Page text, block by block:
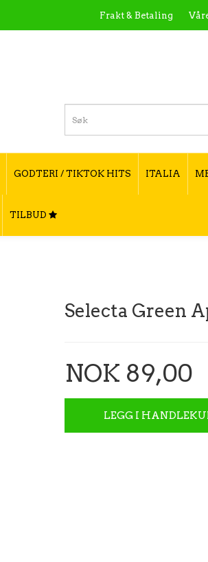
Frakt & Betaling
GODTERI / TIKTOK HITS ITALIA
TILBUD
Selecta Green
NOK 89,00
LEGG I